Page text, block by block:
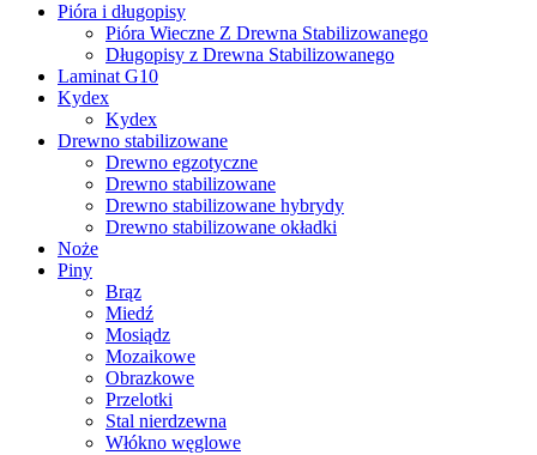
Pióra i długopisy
Pióra Wieczne Z Drewna Stabilizowanego
Długopisy z Drewna Stabilizowanego
Laminat G10
Kydex
Kydex
Drewno stabilizowane
Drewno egzotyczne
Drewno stabilizowane
Drewno stabilizowane hybrydy
Drewno stabilizowane okładki
Noże
Piny
Brąz
Miedź
Mosiądz
Mozaikowe
Obrazkowe
Przelotki
Stal nierdzewna
Włókno węglowe